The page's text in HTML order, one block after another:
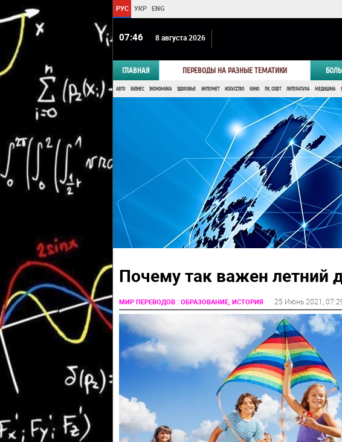
РУС УКР ENG
07 46 8 августа 2026
ГЛАВНАЯ ПЕРЕВОДЫ НА РАЗНЫЕ ТЕМАТИКИ
АВТО БИЗНЕС ЭКОНОМИКА ЗДОРОВЬЕ ИНТЕРНЕТ ИСКУССТВО КИНО ПК, СОФТ ЛИТЕРАТУРА МЕДИЦИНА
Почему так важен летний
МИР ПЕРЕВОДОВ: ОБРАЗОВАНИЕ, ИСТОРИЯ 25 Июнь 2021 ,